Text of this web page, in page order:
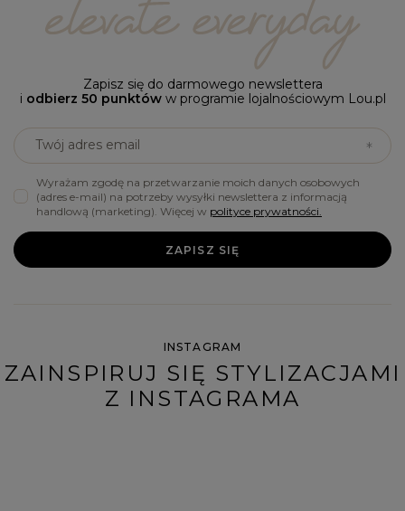
Zapisz się do darmowego newslettera
i odbierz 50 punktóww programie lojalnościowym Lou.pl
Twój adres email
Wyrażam zgodę na przetwarzanie moich danych osobowych
(adres e-mail) na potrzeby wysyłki newslettera z informacją
handlową (marketing). Więcej w polityce prywatności.
ZAPISZ SIĘ
INSTAGRAM
ZAINSPIRUJ SIĘ STYLIZACJAMI
Z INSTAGRAMA